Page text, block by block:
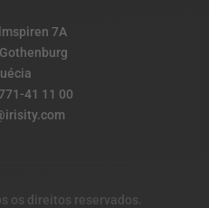
7A
41 11 00
os direitos reservados.